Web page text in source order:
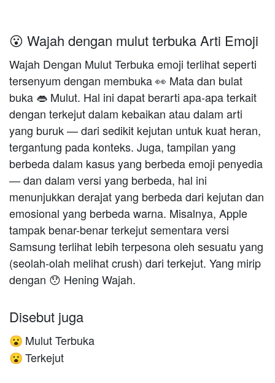
😮 Wajah dengan mulut terbuka Arti Emoji
Wajah Dengan Mulut Terbuka emoji terlihat seperti
tersenyum dengan membuka 👀 Mata dan bulat
buka 👄 Mulut. Hal ini dapat berarti apa-apa terkait
dengan terkejut dalam kebaikan atau dalam arti
yang buruk — dari sedikit kejutan untuk kuat heran,
tergantung pada konteks. Juga, tampilan yang
berbeda dalam kasus yang berbeda emoji penyedia
— dan dalam versi yang berbeda, hal ini
menunjukkan derajat yang berbeda dari kejutan dan
emosional yang berbeda warna. Misalnya, Apple
tampak benar-benar terkejut sementara versi
Samsung terlihat lebih terpesona oleh sesuatu yang
(seolah-olah melihat crush) dari terkejut. Yang mirip
dengan 😯 Hening Wajah.
Disebut juga
😮 Mulut Terbuka
😮 Terkejut